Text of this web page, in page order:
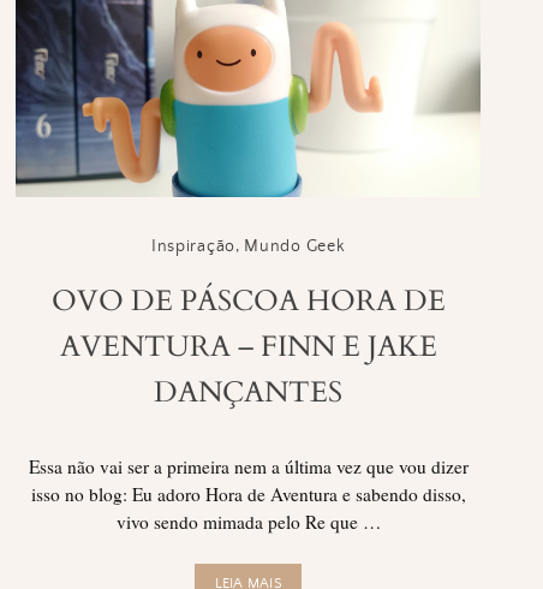
Inspiração, Mundo Geek
OVO DE PÁSCOA HORA DE
AVENTURA – FINN E JAKE
DANÇANTES
Essa não vai ser a primeira nem a última vez que vou dizer
isso no blog: Eu adoro Hora de Aventura e sabendo disso,
vivo sendo mimada pelo Re que …
LEIA MAIS